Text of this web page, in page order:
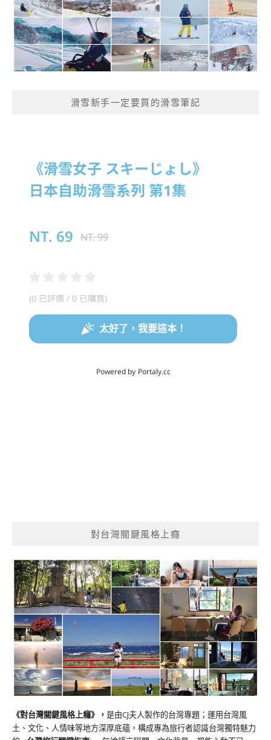
滑雪新手一定要買的滑雪筆記
對台灣關鍵風格上癮
《對台灣關鍵風格上癮》 ， 是由CJ夫人製作的台灣專題；運用台灣風
土、文化、人情味等地方深厚底蘊，構成專為旅行者認識台灣獨特魅力